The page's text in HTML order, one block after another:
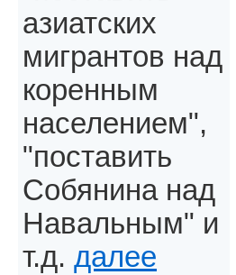
азиатских
мигрантов над
коренным
населением",
"поставить
Собянина над
Навальным" и
т.д. далее